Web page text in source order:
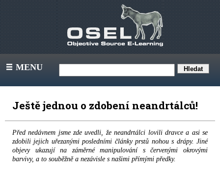
III MENU
Ještě jednou o zdobení neandrtálců!
Před nedávnem jsme zde uvedli, že neandrtálci lovili dravce a asi se
zdobili jejich uřezanými posledními články prstů nohou s drápy. Jiné
objevy ukazují na záměrné manipulování s červenými okrovými
barvivy, a to souběžně a nezávisle s našimi přímými předky.